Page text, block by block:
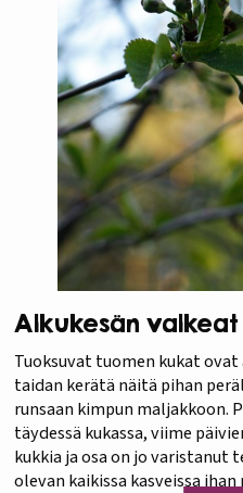
Alkukesän
Tuoksuvat tuomen kukat
taidan kerätä näitä pihan
runsaan kimpun maljakkoon.
täydessä kukassa, viime
kukkia ja osa on jo varistanut
olevan kaikissa kasveissa